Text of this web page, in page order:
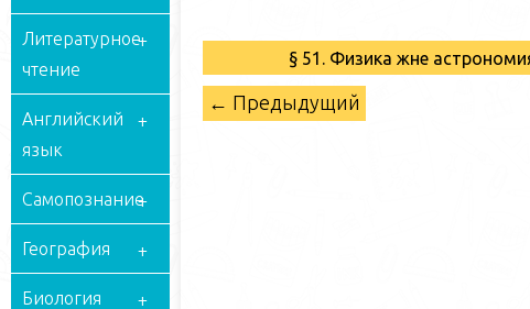
Литературное
чтение
Английский
язык
Самопознание
География
Биология
§ 51. Физика және
← Предыдущий